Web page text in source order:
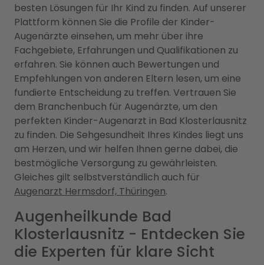
besten Lösungen für Ihr Kind zu finden. Auf unserer
Plattform können Sie die Profile der Kinder-
Augenärzte einsehen, um mehr über ihre
Fachgebiete, Erfahrungen und Qualifikationen zu
erfahren. Sie können auch Bewertungen und
Empfehlungen von anderen Eltern lesen, um eine
fundierte Entscheidung zu treffen. Vertrauen Sie
dem Branchenbuch für Augenärzte, um den
perfekten Kinder-Augenarzt in Bad Klosterlausnitz
zu finden. Die Sehgesundheit Ihres Kindes liegt uns
am Herzen, und wir helfen Ihnen gerne dabei, die
bestmögliche Versorgung zu gewährleisten.
Gleiches gilt selbstverständlich auch für
Augenarzt Hermsdorf, Thüringen.
Augenheilkunde Bad
Klosterlausnitz - Entdecken Sie
die Experten für klare Sicht